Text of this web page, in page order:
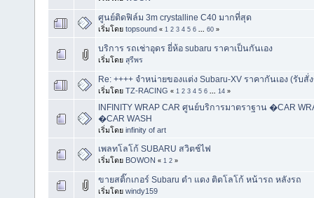
ศูนย์ติดฟิล์ม 3m crystalline C40 มากที่สุด
เริ่มโดย topsound « 1 2 3 4 5 6 60 »
บริการ รถเช่าอุดร ยี่ห้อ subaru ราคาเป็นกันเอง
เริ่มโดย สุรีพร
Re: ++++ จำหน่ายของแต่ง Subaru-XV ราคากันเอง (รับสั่
เริ่มโดย TZ-RACING « 1 2 3 4 5 6 14 »
INFINITY WRAP CAR ศูนย์บริการมาตราฐาน �CAR
�CAR WASH
เริ่มโดย infinity of art
เพลทโลโก้ SUBARU สวิตช์ไฟ
เริ่มโดย BOWON « 1 2 »
ขายสติ๊กเกอร์ Subaru ดำ แดง ติดโลโก้ หน้ารถ หลังรถ
เริ่มโดย windy159